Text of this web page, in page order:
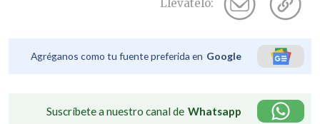
Llévatelo:
Agréganos como tu fuente preferida en Google
Suscríbete a nuestro canal de Whatsapp